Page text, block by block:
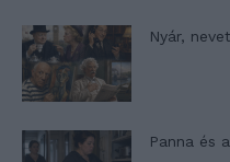
Nyár,
Panna és